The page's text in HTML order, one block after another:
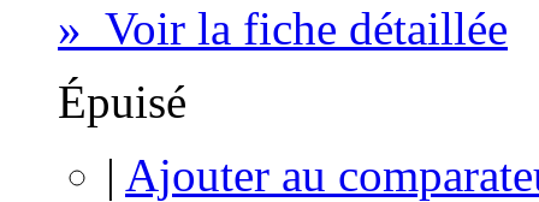
» Voir la fiche détaillée
Épuisé
| Ajouter au